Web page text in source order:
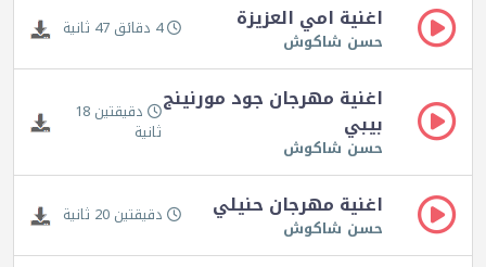
اغنية امي العزيزة
حسن شاكوش 4 دقائق 47 ثانية
اغنية مهرجان جود مورنينج
بيبي
حسن شاكوش
دقيقتين 18
ثانية
اغنية مهرجان حنيلي
حسن شاكوش دقيقتين 20 ثانية